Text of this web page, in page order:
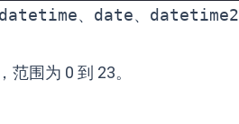
datetime、 date、 datetime2
围为 0 到 23。